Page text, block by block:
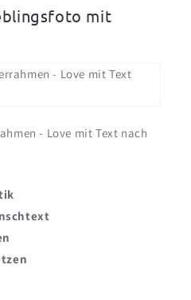
mit
- Love mit Text nach